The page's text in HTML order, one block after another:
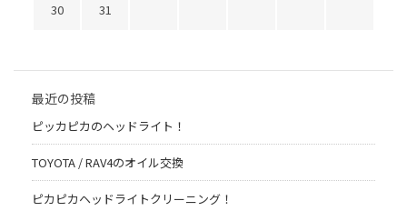
30
31
最近の投稿
ピッカピカのヘッドライト！
TOYOTA / RAV4のオイル交換
ピカピカヘッドライトクリーニング！